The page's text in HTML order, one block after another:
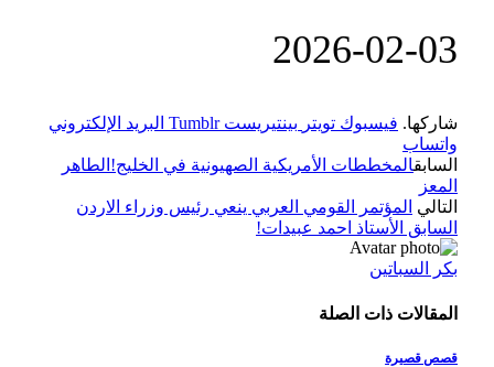
‎2026-‎02-‎03
شاركها. فيسبوك تويتر بينتيريست Tumblr البريد الإلكتروني
واتساب
السابقالمخططات الأمريكية الصهيونية في الخليج!الطاهر
المعز
التالي المؤتمر القومي العربي ينعي رئيس وزراء الاردن
السابق الأستاذ احمد عبيدات!
بكر السباتين
المقالاتذات الصلة
قصص قصيرة